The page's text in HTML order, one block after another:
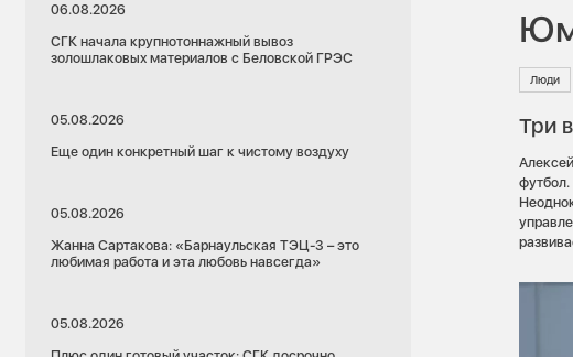
06.08.2026
СГК начала крупнотоннажный вывоз
золошлаковых материалов с Беловской ГРЭС
05.08.2026
Еще один конкретный шаг к чистому воздуху
05.08.2026
Жанна Сартакова: «Барнаульская ТЭЦ-3 – это
любимая работа и эта любовь навсегда»
05.08.2026
Люди
Три